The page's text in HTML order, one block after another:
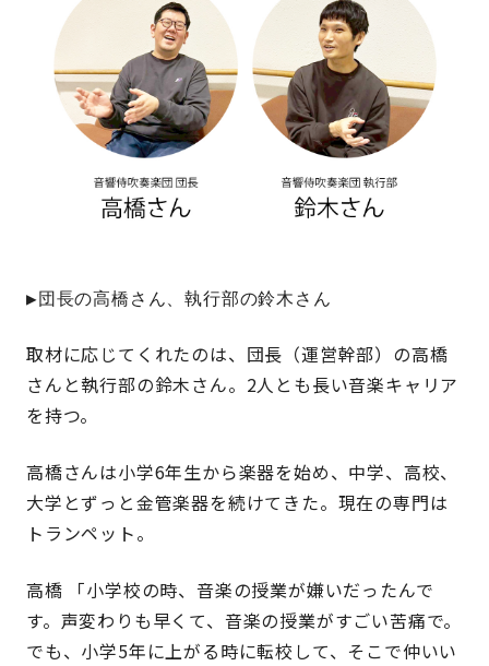
▶団長の高橋さん、執行部の鈴木さん
取材に応じてくれたのは、団長（運営幹部）の高橋
さんと執行部の鈴木さん。2人とも長い音楽キャリア
を持つ。
高橋さんは小学6年生から楽器を始め、中学、高校、
大学とずっと金管楽器を続けてきた。現在の専門は
トランペット。
高橋 「小学校の時、音楽の授業が嫌いだったんで
す。声変わりも早くて、音楽の授業がすごい苦痛で。
でも、小学5年に上がる時に転校して、そこで仲いい